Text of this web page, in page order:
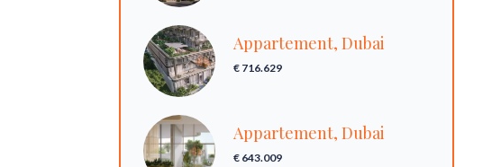
Appartement, Dubai
€ 716.629
Appartement, Dubai
€ 643.009